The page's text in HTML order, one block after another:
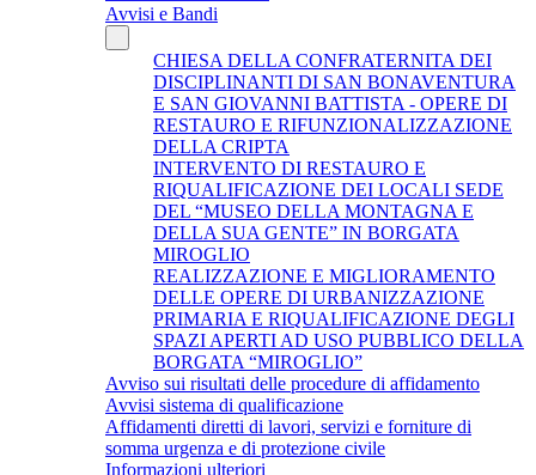
Avvisi e Bandi
CHIESA DELLA CONFRATERNITA DEI
DISCIPLINANTI DI SAN BONAVENTURA
E SAN GIOVANNI BATTISTA - OPERE DI
RESTAURO E RIFUNZIONALIZZAZIONE
DELLA CRIPTA
INTERVENTO DI RESTAURO E
RIQUALIFICAZIONE DEI LOCALI SEDE
DEL “MUSEO DELLA MONTAGNA E
DELLA SUA GENTE” IN BORGATA
MIROGLIO
REALIZZAZIONE E MIGLIORAMENTO
DELLE OPERE DI URBANIZZAZIONE
PRIMARIA E RIQUALIFICAZIONE DEGLI
SPAZI APERTI AD USO PUBBLICO DELLA
BORGATA “MIROGLIO”
Avviso sui risultati delle procedure di affidamento
Avvisi sistema di qualificazione
Affidamenti diretti di lavori, servizi e forniture di
somma urgenza e di protezione civile
Informazioni ulteriori